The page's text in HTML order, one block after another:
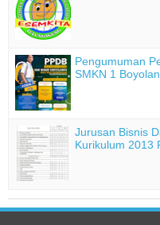
Pengumuman
SMKN 1
Jurusan Bisnis
Kurikulum 2013